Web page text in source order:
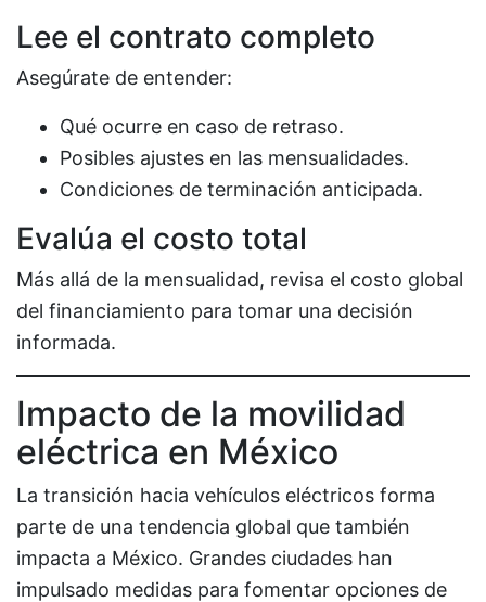
Lee el contrato completo
Asegúrate de entender:
Qué ocurre en caso de retraso.
Posibles ajustes en las mensualidades.
Condiciones de terminación anticipada.
Evalúa el costo total
Más allá de la mensualidad, revisa el costo global
del financiamiento para tomar una decisión
informada.
Impacto de la movilidad
eléctrica en México
La transición hacia vehículos eléctricos forma
parte de una tendencia global que también
impacta a México. Grandes ciudades han
impulsado medidas para fomentar opciones de